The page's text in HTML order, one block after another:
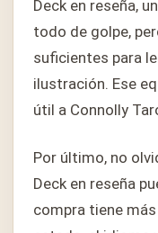
Deck en reseña,
todo de golpe,
suficientes para
ilustración. Ese
útil a Connolly
Por último, no
Deck en reseña
compra tiene